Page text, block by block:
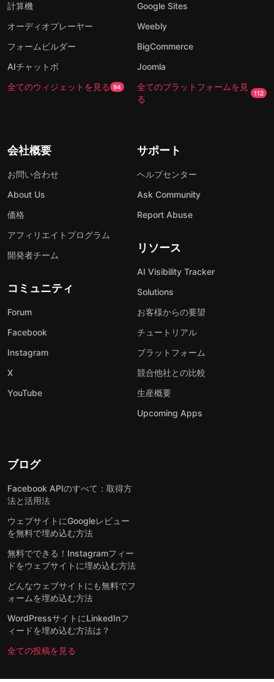
計算機
オーディオプレーヤー
フォームビルダー
AIチャットボ
全てのウィジェットを見る 94
Google Sites
Weebly
BigCommerce
Joomla
全てのプラットフォームを見
る
112
会社概要
お問い合わせ
About Us
価格
アフィリエイトプログラム
開発者チーム
コミュニティ
Forum
Facebook
Instagram
X
YouTube
サポート
ヘルプセンター
Ask Community
Report Abuse
リソース
AI Visibility Tracker
Solutions
お客様からの要望
チュートリアル
プラットフォーム
競合他社との比較
生産概要
Upcoming Apps
ブログ
Facebook APIのすべて：取得方
法と活用法
ウェブサイトにGoogleレビュー
を無料で埋め込む方法
無料でできる！Instagramフィー
ドをウェブサイトに埋め込む方法
どんなウェブサイトにも無料でフ
ォームを埋め込む方法
WordPressサイトにLinkedInフ
ィードを埋め込む方法は？
全ての投稿を見る